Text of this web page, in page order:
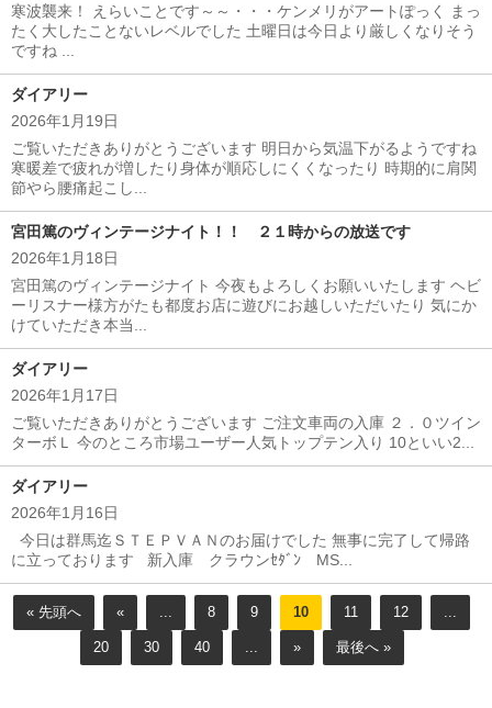
寒波襲来！ えらいことです～～・・・ケンメリがアートぽっく まっ
たく大したことないレベルでした 土曜日は今日より厳しくなりそう
ですね ...
ダイアリー
2026年1月19日
ご覧いただきありがとうございます 明日から気温下がるようですね
寒暖差で疲れが増したり身体が順応しにくくなったり 時期的に肩関
節やら腰痛起こし...
宮田篤のヴィンテージナイト！！ ２１時からの放送です
2026年1月18日
宮田篤のヴィンテージナイト 今夜もよろしくお願いいたします ヘビ
ーリスナー様方がたも都度お店に遊びにお越しいただいたり 気にか
けていただき本当...
ダイアリー
2026年1月17日
ご覧いただきありがとうございます ご注文車両の入庫 ２．０ツイン
ターボＬ 今のところ市場ユーザー人気トップテン入り 10といい2...
ダイアリー
2026年1月16日
今日は群馬迄ＳＴＥＰＶＡＮのお届けでした 無事に完了して帰路
に立っております 新入庫 クラウンｾﾀﾞﾝ MS...
« 先頭へ « ... 8 9 10 11 12 ...
20 30 40 ... » 最後へ »